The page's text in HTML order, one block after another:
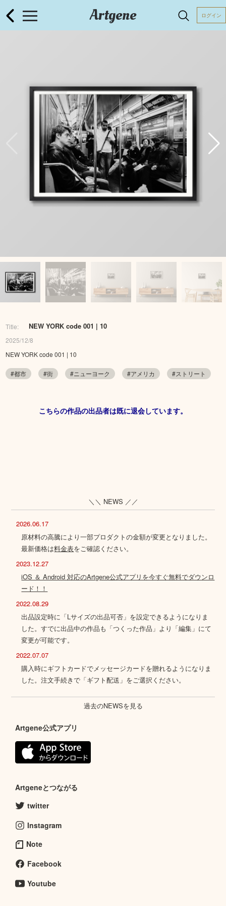
Artgene ログイン
Title: NEW YORK code 001 | 10
2025/12/8
NEW YORK code 001 | 10
#都市 #街 #ニューヨーク #アメリカ #ストリート
こちらの作品の出品者は既に退会しています。
＼＼ NEWS ／／
2026.06.17
原材料の高騰により一部プロダクトの金額が変更となりました。
最新価格は料金表をご確認ください。
2023.12.27
iOS ＆ Android 対応のArtgene公式アプリを今すぐ無料でダウンロ
ード！！
2022.08.29
出品設定時に「Lサイズの出品可否」を設定できるようになりま
した。すでに出品中の作品も「つくった作品」より「編集」にて
変更が可能です。
2022.07.07
購入時にギフトカードでメッセージカードを贈れるようになりま
した。注文手続きで「ギフト配送」をご選択ください。
過去のNEWSを見る
Artgene公式アプリ
Artgeneとつながる
twitter
Instagram
Note
Facebook
Youtube